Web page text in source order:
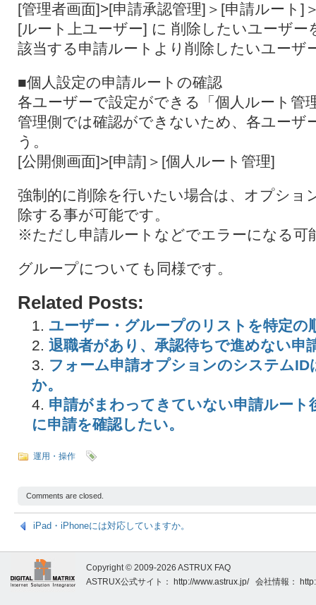
[管理者画面]>[申請承認管理]＞[申請ルート]
[ルート上ユーザー] に 削除したいユーザー
該当する申請ルートより削除したいユーザ
■個人設定の申請ルートの確認
各ユーザーで設定ができる「個人ルート管
管理側では確認ができないため、各ユーザ
う。
[公開側画面]>[申請]＞[個人ルート管理]
強制的に削除を行いたい場合は、オプショ
除する事が可能です。
※ただし申請ルートなどでエラーになる可
グループについても同様です。
Related Posts:
ユーザー・グループのリストを特定の
退職者があり、承認待ちで進めない申
フォーム申請オプションのシステム
か。
申請がまわってきていない申請ルート
に申請を確認したい。
運用・操作
Comments are closed.
iPad・iPhoneには対応していますか。
Copyright © 2009-2026 ASTRUX FAQ
ASTRUX公式サイト：
http://www.astrux.jp/会社情報：